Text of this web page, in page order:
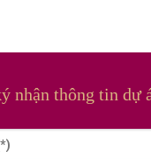
nhận thông tin dự